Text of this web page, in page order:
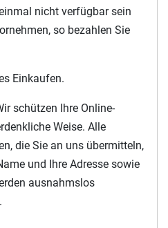
nicht verfügbar sein
so bezahlen Sie
Einkaufen.
schützen Ihre Online-
Weise. Alle
die Sie an uns übermitteln,
und Ihre Adresse sowie
ausnahmslos